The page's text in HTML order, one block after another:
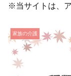
※当サイトは、
家族の介護